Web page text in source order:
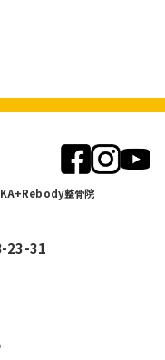
整骨院
23-31